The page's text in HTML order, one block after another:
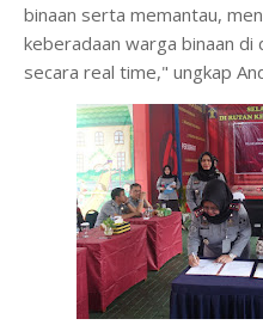
binaan serta memantau,
keberadaan warga binaan di
secara real time," ungkap